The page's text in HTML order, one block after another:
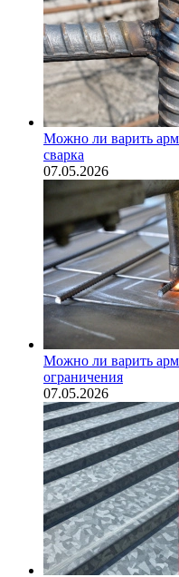
Можно ли варить
сварка
07.05.2026
Можно ли варить
ограничения
07.05.2026